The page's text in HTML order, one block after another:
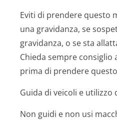
Eviti di prendere questo
una gravidanza, se
gravidanza, o se sta
Chieda sempre consiglio
prima di prendere
Guida di veicoli e utilizzo
Non guidi e non usi